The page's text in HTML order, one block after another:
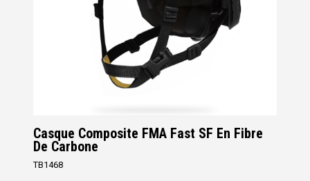
Casque Composite FMA Fast SF En Fibre
De Carbone
TB1468